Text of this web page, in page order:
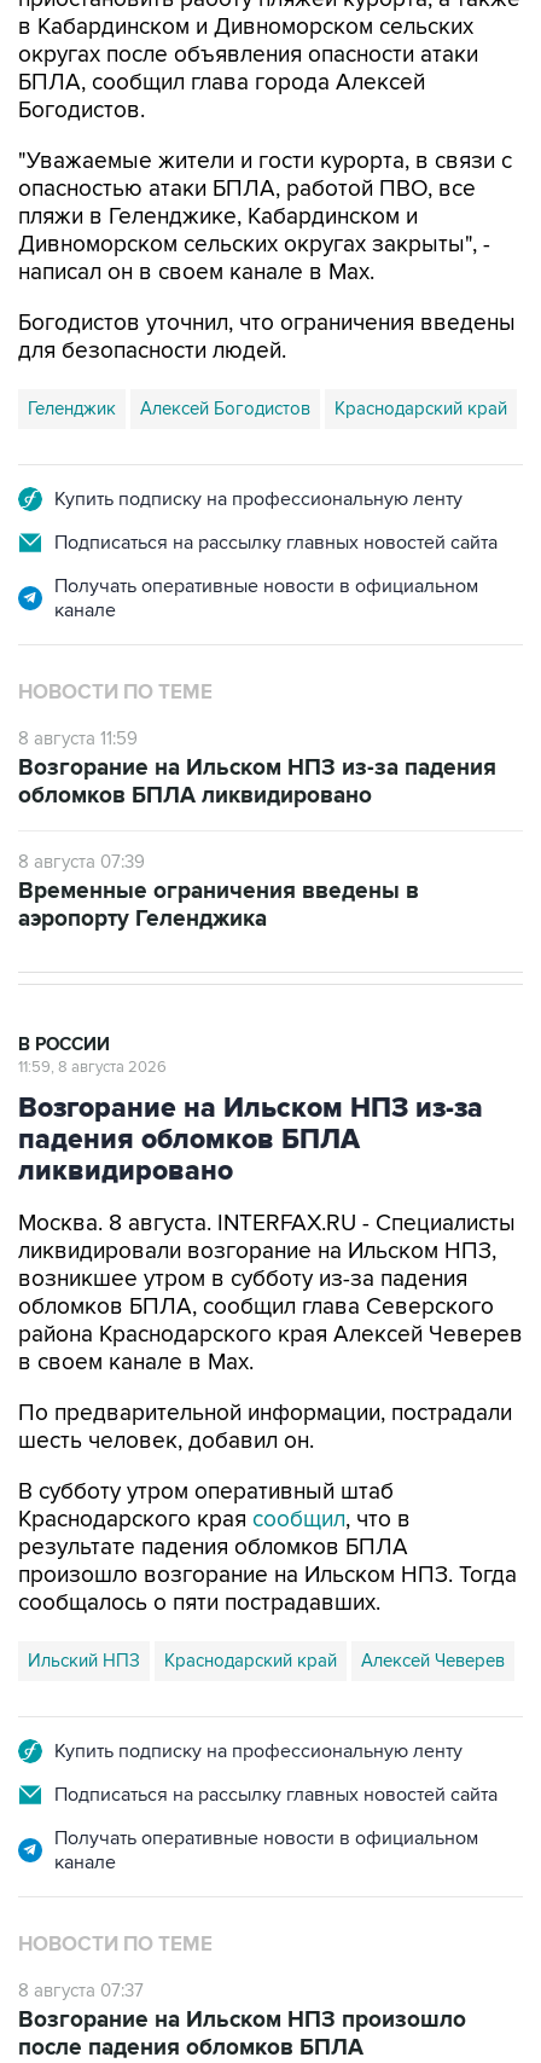
в Кабардинском и Дивноморском сельских
округах после объявления опасности атаки
БПЛА, сообщил глава города Алексей
Богодистов.
"Уважаемые жители и гости курорта, в связи с
опасностью атаки БПЛА, работой ПВО, все
пляжи в Геленджике, Кабардинском и
Дивноморском сельских округах закрыты", -
написал он в своем канале в Max.
Богодистов уточнил, что ограничения введены
для безопасности людей.
Геленджик Алексей Богодистов Краснодарский край
Купить подписку на профессиональную ленту
Подписаться на рассылку главных новостей сайта
Получать оперативные новости в официальном
канале
НОВОСТИ ПО ТЕМЕ
8 августа 11:59
Возгорание на Ильском НПЗ из-за падения
обломков БПЛА ликвидировано
8 августа 07:39
Временные ограничения введены в
аэропорту Геленджика
В РОССИИ
11:59, 8 августа 2026
Возгорание на Ильском НПЗ из-за
падения обломков БПЛА
ликвидировано
Москва. 8 августа. INTERFAX.RU - Специалисты
ликвидировали возгорание на Ильском НПЗ,
возникшее утром в субботу из-за падения
обломков БПЛА, сообщил глава Северского
района Краснодарского края Алексей Чеверев
в своем канале в Max.
По предварительной информации, пострадали
шесть человек, добавил он.
В субботу утром оперативный штаб
Краснодарского края сообщил, что в
результате падения обломков БПЛА
произошло возгорание на Ильском НПЗ. Тогда
сообщалось о пяти пострадавших.
Ильский НПЗ Краснодарский край Алексей Чеверев
Купить подписку на профессиональную ленту
Подписаться на рассылку главных новостей сайта
Получать оперативные новости в официальном
канале
НОВОСТИ ПО ТЕМЕ
8 августа 07:37
Возгорание на Ильском НПЗ произошло
после падения обломков БПЛА